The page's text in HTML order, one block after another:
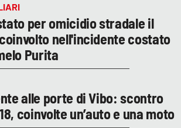
per omicidio stradale il
nell'incidente costato
Purita
alle porte di Vibo: scontro
coinvolte un’auto e una moto